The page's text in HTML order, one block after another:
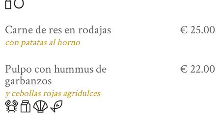
Carne de res en rodajas
con patatas al horno
€ 25.00
Pulpo con hummus de
garbanzos
y cebollas rojas agridulces
€ 22.00